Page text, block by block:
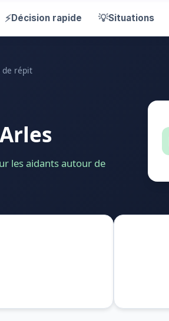
⚡Décision rapide 💡Situations
de répit
les aidants autour de